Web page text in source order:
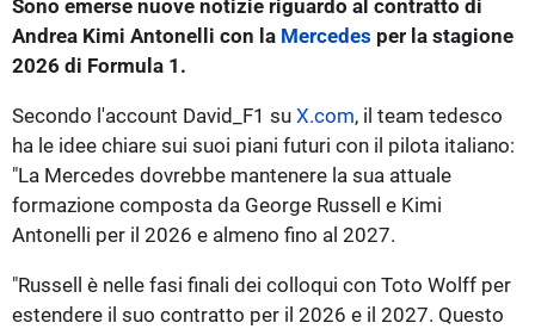
Sono emerse nuove notizie riguardo al contratto di
Andrea Kimi Antonelli con la Mercedes per la stagione
2026 di Formula 1.
Secondo l'account David_F1 su X.com, il team tedesco
ha le idee chiare sui suoi piani futuri con il pilota italiano:
"La Mercedes dovrebbe mantenere la sua attuale
formazione composta da George Russell e Kimi
Antonelli per il 2026 e almeno fino al 2027.
"Russell è nelle fasi finali dei colloqui con Toto Wolff per
estendere il suo contratto per il 2026 e il 2027. Questo